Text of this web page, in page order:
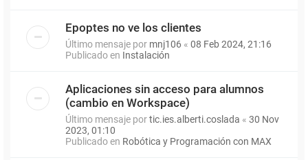
Epoptes no ve los clientes
Último mensaje por mnj106 « 08 Feb 2024, 21:16
Publicado en Instalación
Aplicaciones sin acceso para alumnos
(cambio en Workspace)
Último mensaje portic.ies.alberti.coslada « 30 Nov
2023, 01:10
Publicado en Robótica y Programación con MAX